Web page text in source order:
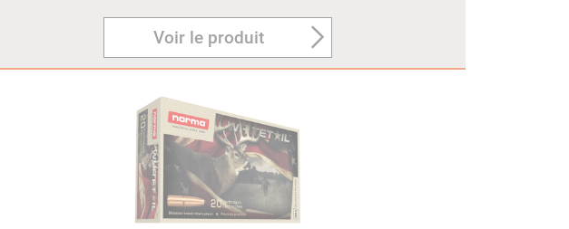
Voir le produit